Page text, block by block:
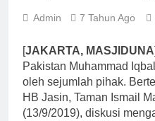
Admin 7 Tahun Ago
[JAKARTA, MASJIDUNA
Pakistan Muhammad
oleh sejumlah pihak.
HB Jasin, Taman Ismail
(13/9/2019), diskusi